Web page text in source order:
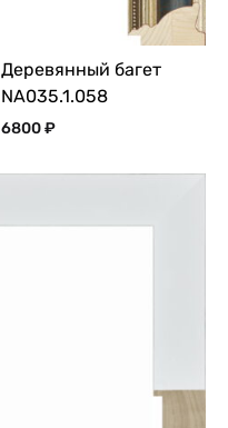
Деревянный багет
NA035.1.058
6800₽